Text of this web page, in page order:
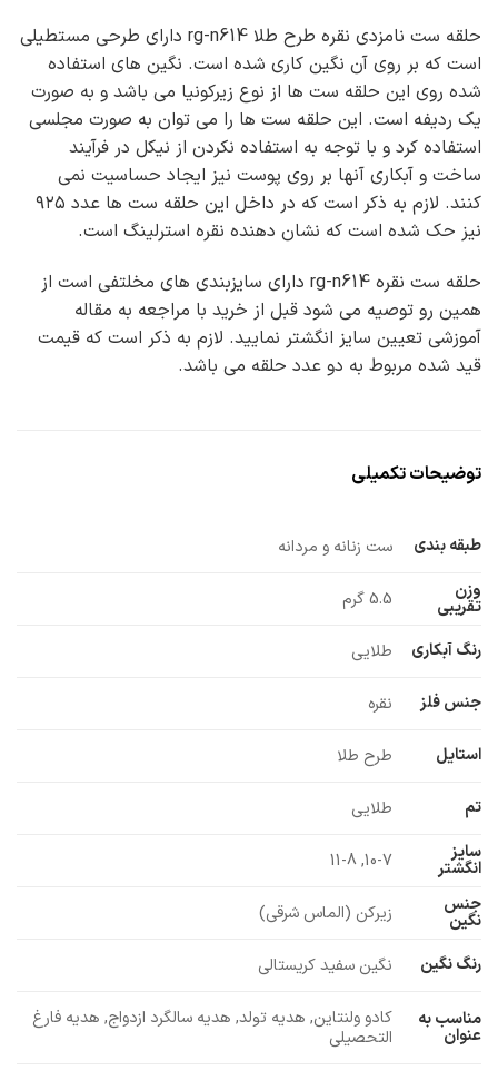
حلقه ست نامزدی نقره طرح طلا rg-n614 دارای طرحی مستطیلی
است که بر روی آن نگین کاری شده است. نگین های استفاده
شده روی این حلقه ست ها از نوع زیرکونیا می باشد و به صورت
یک ردیفه است. این حلقه ست ها را می توان به صورت مجلسی
استفاده کرد و با توجه به استفاده نکردن از نیکل در فرآیند
ساخت و آبکاری آنها بر روی پوست نیز ایجاد حساسیت نمی
کنند. لازم به ذکر است که در داخل این حلقه ست ها عدد ۹۲۵
نیز حک شده است که نشان دهنده نقره استرلینگ است.
حلقه ست نقره rg-n614 دارای سایزبندی های مخلتفی است از
همین رو توصیه می شود قبل از خرید با مراجعه به مقاله
آموزشی تعیین سایز انگشتر نمایید. لازم به ذکر است که قیمت
قید شده مربوط به دو عدد حلقه می باشد.
توضیحات تکمیلی
طبقه بندی
ست زنانه و مردانه
وزن
تقریبی 5.5 گرم
رنگ آبکاری طلایی
جنس فلز نقره
استایل طرح طلا
تم
طلایی
سایز
انگشتر
10-7, 11-8
جنس
نگین زیرکن (الماس شرقی)
رنگ نگین نگین سفید کریستالی
مناسب به
عنوان
کادو ولنتاین, هدیه تولد, هدیه سالگرد ازدواج, هدیه فارغ
التحصیلی